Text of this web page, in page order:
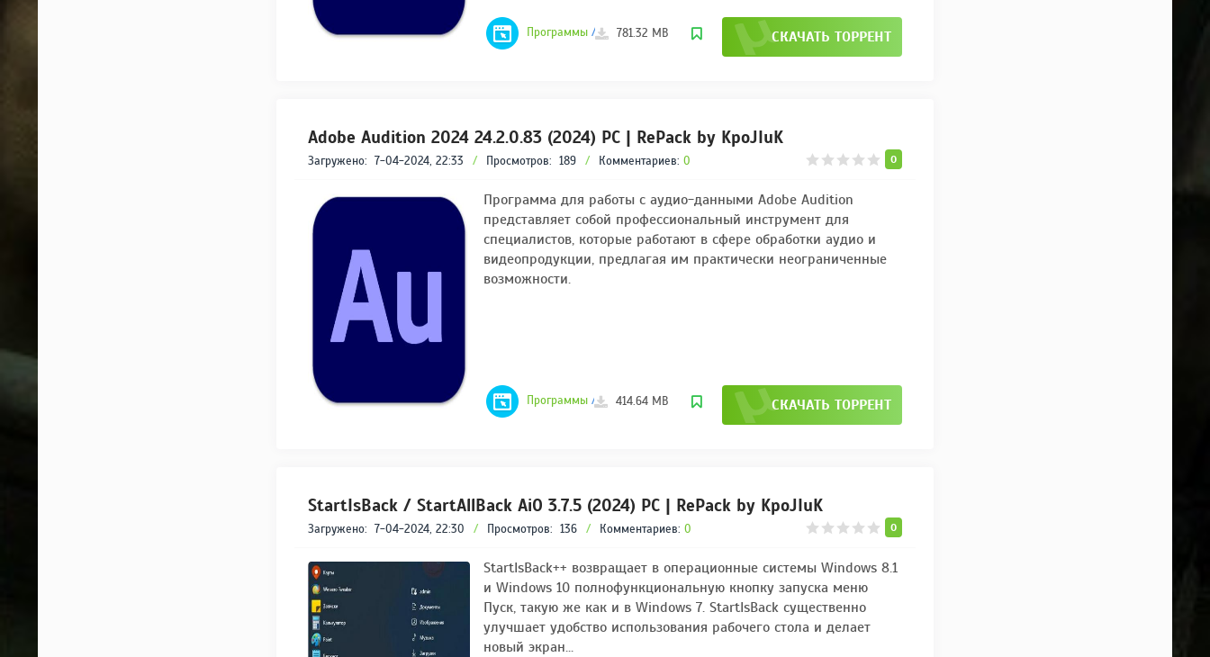
СКАЧАТЬ ТОРРЕНТ
781.32 MB
Программы/Adobe
Adobe Audition 2024 24.2.0.83 (2024) РС | RePack by KpoJIuK
0
Загружено: 7-04-2024, 22:33 / Просмотров: 189 / Комментариев: 0
Программа для работы с аудио-данными Adobe Audition
представляет собой профессиональный инструмент для
специалистов, которые работают в сфере обработки аудио и
видеопродукции, предлагая им практически неограниченные
возможности.
СКАЧАТЬ ТОРРЕНТ
414.64 MB
Программы/Adobe
StartIsBack / StartAllBack AiO 3.7.5 (2024) PC | RePack by KpoJIuK
0
Загружено: 7-04-2024, 22:30 / Просмотров: 136 / Комментариев: 0
StartIsBack++ возвращает в операционные системы Windows 8.1
и Windows 10 полнофункциональную кнопку запуска меню
Пуск, такую же как и в Windows 7. StartIsBack существенно
улучшает удобство использования рабочего стола и делает
новый экран...